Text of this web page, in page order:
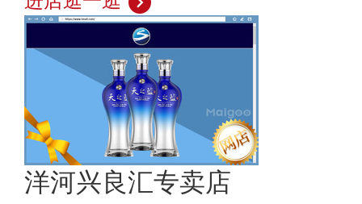
洋河兴良汇专卖店